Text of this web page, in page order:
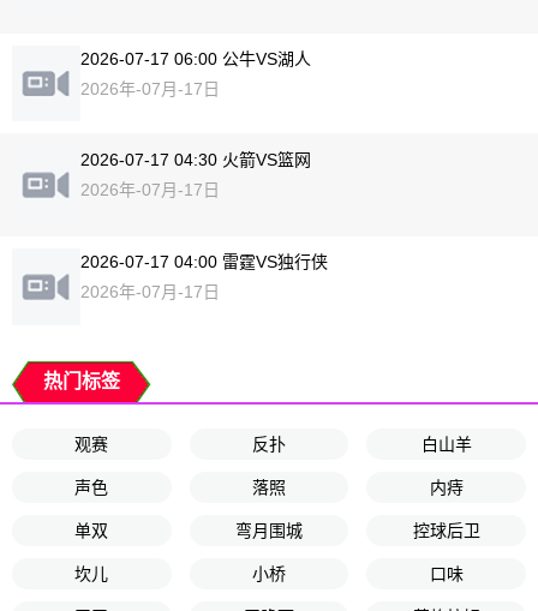
2026-07-17 06:00 公牛VS湖人
2026年-07月-17日
2026-07-17 04:30 火箭VS篮网
2026年-07月-17日
2026-07-17 04:00 雷霆VS独行侠
2026年-07月-17日
热门标签
观赛 反扑 白山羊
声色 落照 内痔
单双 弯月围城 控球后卫
坎儿 小桥 口味